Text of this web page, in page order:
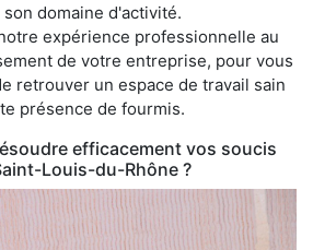
domaine d'activité.
expérience professionnelle au
de votre entreprise, pour vous
retrouver un espace de travail sain
présence de fourmis.
efficacement vos soucis
Louis-du-Rhône ?